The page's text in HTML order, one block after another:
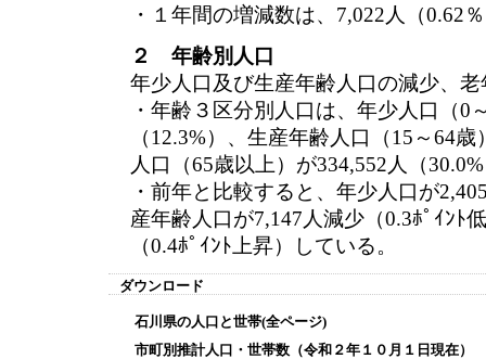
・１年間の増減数は、7,022人（0.62
２ 年齢別人口
年少人口及び生産年齢人口の減少、
・年齢３区分別人口は、年少人口（0
（12.3%）、生産年齢人口（15～64
人口（65歳以上）が334,552人（
・前年と比較すると、年少人口が
産年齢人口が7,147人減少（0.3ﾎﾟｲﾝﾄ
（0.4ﾎﾟｲﾝﾄ上昇）している。
ダウンロード
石川県の人口と世帯(全ページ)
市町別推計人口・世帯数（令和２年１０月１日現在）